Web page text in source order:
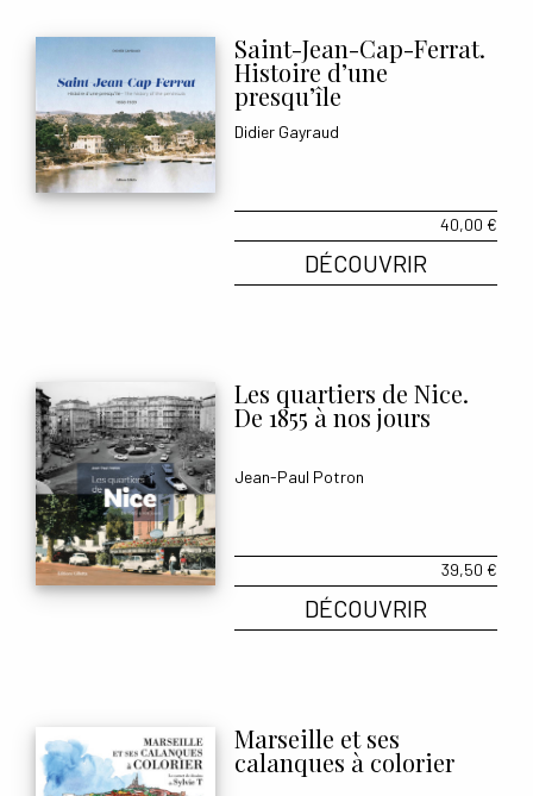
Saint-Jean-Cap-Ferrat.
Histoire d’une
presqu’île
Didier Gayraud
40,00 €
DÉCOUVRIR
Les quartiers de Nice.
De 1855 à nos jours
Jean-Paul Potron
39,50 €
DÉCOUVRIR
Marseille et ses
calanques à colorier